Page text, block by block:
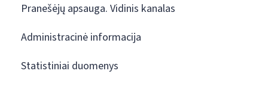
Pranešėjų apsauga. Vidinis kanalas
Administracinė informacija
Statistiniai duomenys